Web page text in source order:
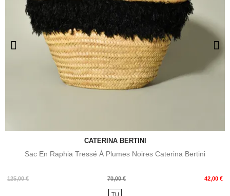
CATERINA BERTINI
Sac En Raphia Tressé À Plumes Noires Caterina Bertini
125,00 €
Prix
70,00 € 42,00 €
Prix
TU